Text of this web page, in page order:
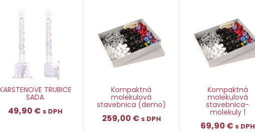
TRUBICE
SADA
49,90 € s DPH
Kompaktná
molekulová
stavebnica (demo)
259,00 € s DPH
Kompaktná
molekulová
stavebnica-
molekuly 1
69,90 € s DPH